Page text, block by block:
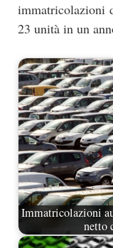
immatricolazioni
23 unità in un
Immatricolazioni
netto